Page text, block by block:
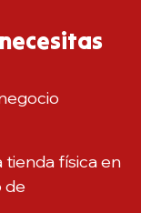
tienda física en
de